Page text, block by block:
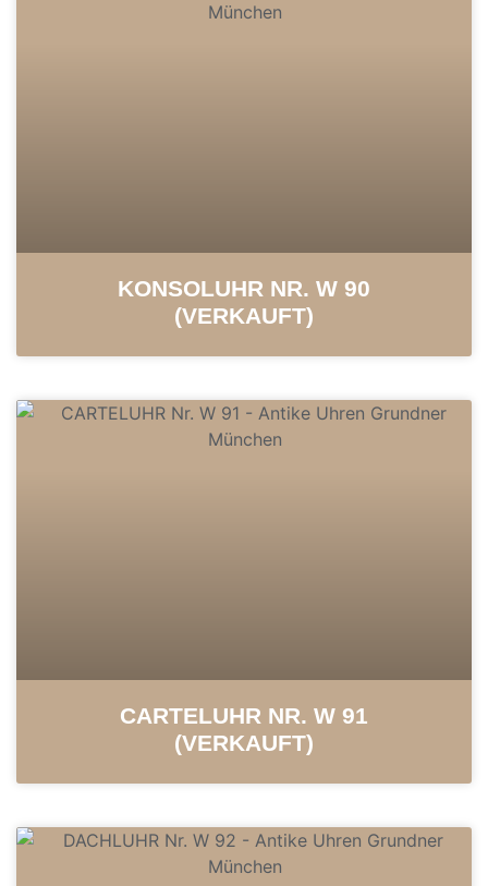
KONSOLUHR NR. W 90
(VERKAUFT)
CARTELUHR NR. W 91
(VERKAUFT)